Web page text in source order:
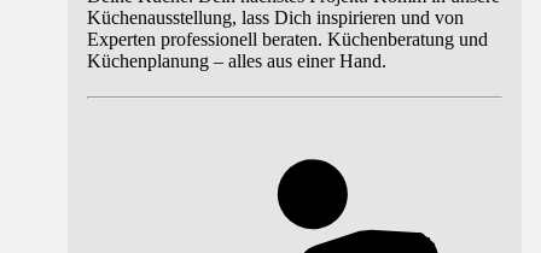
Küchenausstellung, lass Dich inspirieren und von
Experten professionell beraten. Küchenberatung und
Küchenplanung – alles aus einer Hand.